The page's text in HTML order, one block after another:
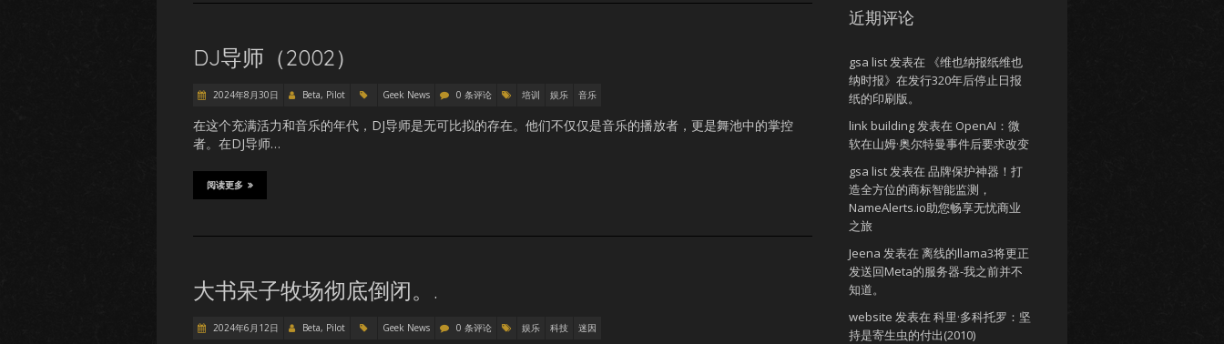
DJ导师（2002）
2024年8月30日 Beta, Pilot Geek News 0 条评论 培训 娱乐 音乐
在这个充满活力和音乐的年代，DJ导师是无可比拟的存在。他们不仅仅是音乐的播放者，更是舞池中的掌控
者。在DJ导师…
阅读更多
大书呆子牧场彻底倒闭。.
2024年6月12日 Beta, Pilot Geek News 0 条评论 娱乐 科技 迷因
近期评论
gsa list发表在
《维也纳报纸维也
纳时报》在发行320年后停止日报
纸的印刷版。
link building发表在 OpenAI：微
软在山姆·奥尔特曼事件后要求改变
gsa list发表在 品牌保护神器！打
造全方位的商标智能监测，
NameAlerts.io助您畅享无忧商业
之旅
Jeena 发表在 离线的llama3将更正
发送回Meta的服务器-我之前并不
知道。
website 发表在 科里·多科托罗：坚
持是寄生虫的付出(2010)